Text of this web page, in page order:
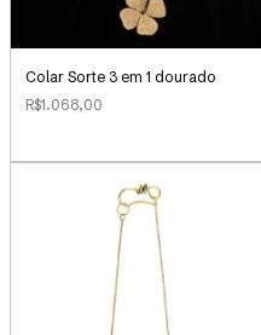
Colar Sorte 3 em 1 dourado
R$1.068,00